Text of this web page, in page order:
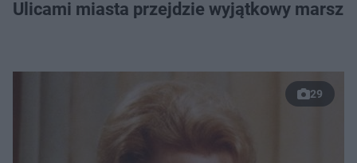
Ulicami miasta przejdzie wyjątkowy marsz
29